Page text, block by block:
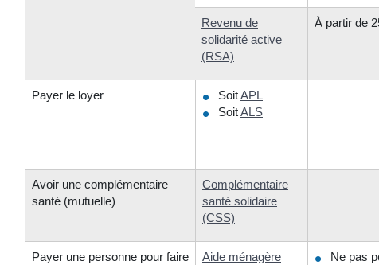
Revenu de
solidarité active
(RSA)
À partir de
Payer le loyer SoitAPL
SoitALS
Avoir une complémentaire
santé (mutuelle)
Complémentaire
santé solidaire
(CSS)
Payer une personne pour faire
Aide ménagère
Ne pas